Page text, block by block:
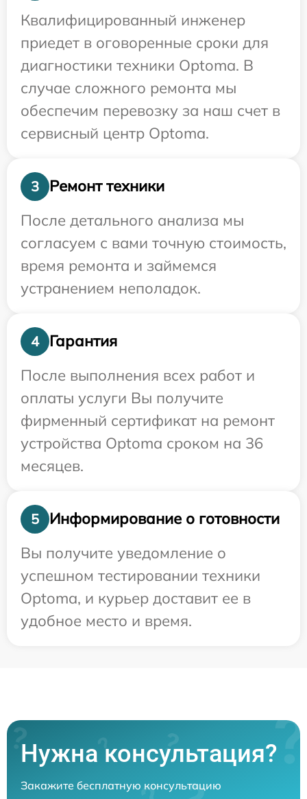
Квалифицированный инженер
приедет в оговоренные сроки для
диагностики техники Optoma. В
случае сложного ремонта мы
обеспечим перевозку за наш счет в
сервисный центр Optoma.
3
Ремонт техники
После детального анализа мы
согласуем с вами точную стоимость,
время ремонта и займемся
устранением неполадок.
4
Гарантия
После выполнения всех работ и
оплаты услуги Вы получите
фирменный сертификат на ремонт
устройства Optoma сроком на 36
месяцев.
5
Информирование о готовности
Вы получите уведомление о
успешном тестировании техники
Optoma, и курьер доставит ее в
удобное место и время.
Нужна консультация?
Закажите бесплатную консультацию